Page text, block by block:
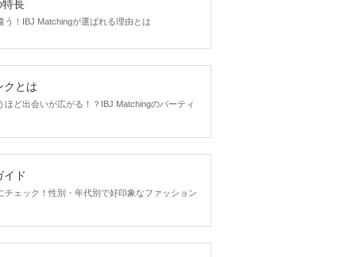
長
う！IBJ Matchingが選ばれる理由とは
クとは
ほど出会いが広がる！？IBJ Matchingのパーティ
イド
チェック！性別・年代別で好印象なファッション